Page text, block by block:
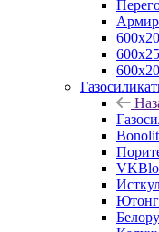
Bonolit
Ютонг